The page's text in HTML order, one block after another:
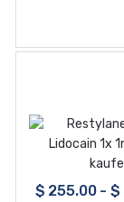
$ 255.00- $